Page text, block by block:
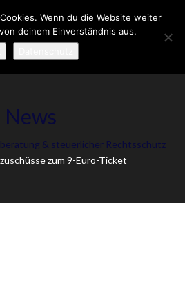
News
& steuerlicher Rechtsschutz
zum 9-Euro-Ticket
Wenn du die Website weiter
deinem Einverständnis aus.